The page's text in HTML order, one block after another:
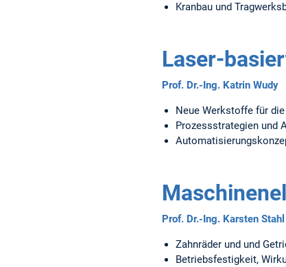
Kranbau und
Laser-
Prof. Dr.-Ing. Katrin Wudy
Neue Werkstoffe für
Prozessstrategien und
Prof. Dr.-Ing. Karsten Stahl
Zahnräder und und
Betriebsfestigkeit,